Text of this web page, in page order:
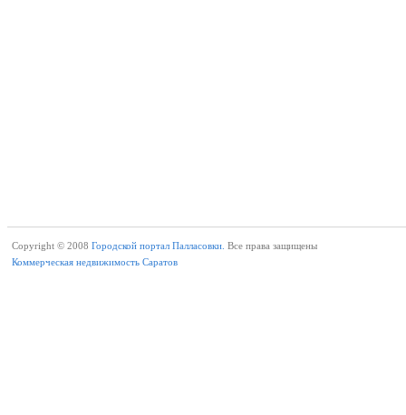
Copyright © 2008 Городской портал Палласовки. Все права защищены
Коммерческая недвижимость Саратов